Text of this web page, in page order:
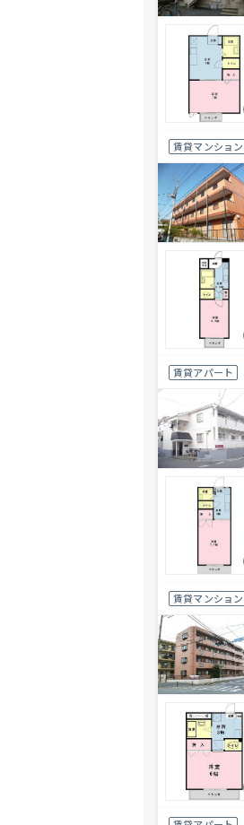
賃貸マンション
賃貸アパート
賃貸マンション